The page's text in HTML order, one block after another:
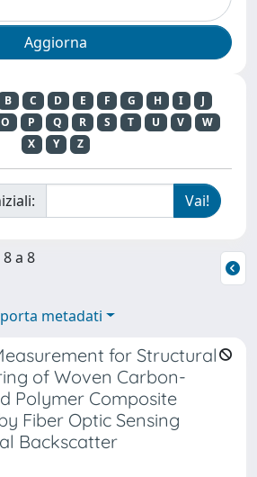
B C D E F G H I
J
O P Q R S T U V
W
X
Y Z
a 8
metadati
for Structural
of Woven Carbon-
Polymer Composite
Fiber Optic Sensing
Backscatter